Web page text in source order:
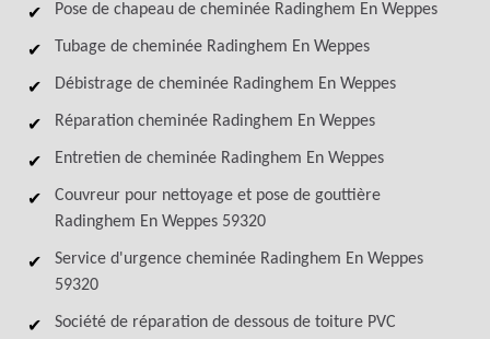
Pose de chapeau de cheminée Radinghem En Weppes
Tubage de cheminée Radinghem En Weppes
Débistrage de cheminée Radinghem En Weppes
Réparation cheminée Radinghem En Weppes
Entretien de cheminée Radinghem En Weppes
Couvreur pour nettoyage et pose de gouttière
Radinghem En Weppes 59320
Service d'urgence cheminée Radinghem En Weppes
59320
Société de réparation de dessous de toiture PVC